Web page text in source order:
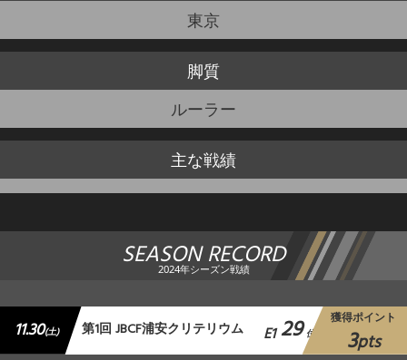
東京
脚質
ルーラー
主な戦績
SEASON RECORD
2024年シーズン戦績
11.30(土) 第1回 JBCF浦安クリテリウム E1 29 位
獲得ポイント
3pts